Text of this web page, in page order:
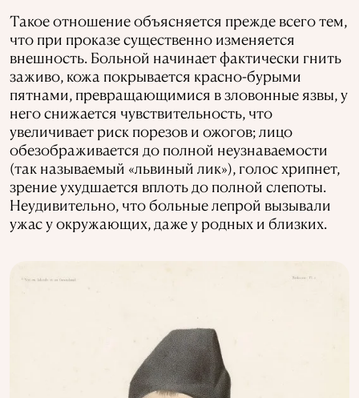
Такое отношение объясняется прежде всего тем,
что при проказе существенно изменяется
внешность. Больной начинает фактически гнить
заживо, кожа покрывается красно-бурыми
пятнами, превращающимися в зловонные язвы, у
него снижается чувствительность, что
увеличивает риск порезов и ожогов; лицо
обезображивается до полной неузнаваемости
(так называемый «львиный лик»), голос хрипнет,
зрение ухудшается вплоть до полной слепоты.
Неудивительно, что больные лепрой вызывали
ужас у окружающих, даже у родных и близких.